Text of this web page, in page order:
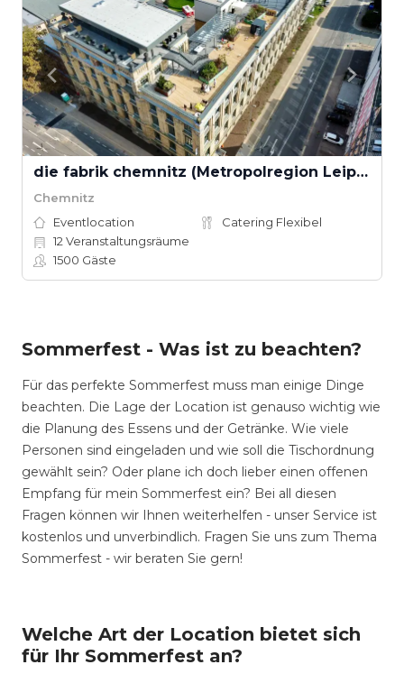
die fabrik chemnitz (Metropolregion Leipzig–Dresden)
Chemnitz
Eventlocation
Catering Flexibel
12 Veranstaltungsräume
1500 Gäste
Sommerfest - Was ist zu beachten?
Für das perfekte Sommerfest muss man einige Dinge
beachten. Die Lage der Location ist genauso wichtig wie
die Planung des Essens und der Getränke. Wie viele
Personen sind eingeladen und wie soll die Tischordnung
gewählt sein? Oder plane ich doch lieber einen offenen
Empfang für mein Sommerfest ein? Bei all diesen
Fragen können wir Ihnen weiterhelfen - unser Service ist
kostenlos und unverbindlich. Fragen Sie uns zum Thema
Sommerfest - wir beraten Sie gern!
Welche Art der Location bietet sich
für Ihr Sommerfest an?